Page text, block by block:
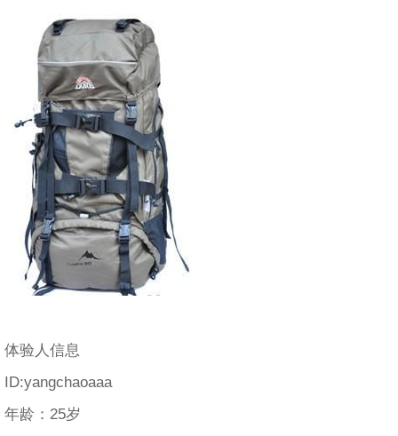
体验人信息
ID:yangchaoaaa
年龄：25岁